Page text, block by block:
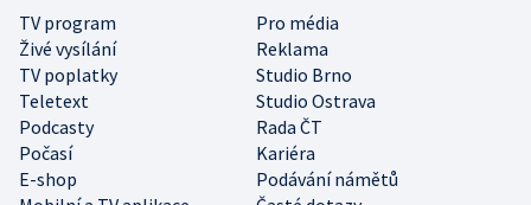
TV program
Pro média
Živé vysílání
Reklama
TV poplatky
Studio Brno
Teletext
Studio Ostrava
Podcasty
Rada ČT
Počasí
Kariéra
E-shop
Podávání námětů